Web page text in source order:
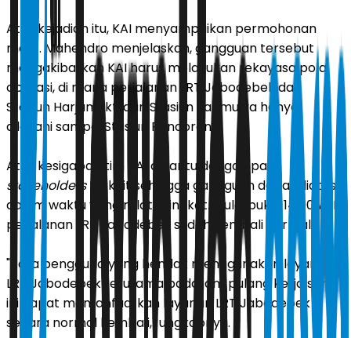
Atas kejadian itu, KAI menyampaikan permohonan
maaf. Mahendro menjelaskan, gangguan tersebut
mengakibatkan KAI harus melakukan rekayasa pola
operasi, di mana perjalanan LRT Jabodebek dari
Stasiun Harjamukti dan Stasiun Jatimulya hanya
dilayani sampai Stasiun Pancoran.
Atas kesigapan tim KAI dibantu dengan para
stakeholdersterkait sehingga gangguan dapat diatasi
dalam waktu yang relatif singkat. Mulai pukul 14.00 WIB,
perjalanan LRT Jabodebek sudah kembali normal.
"Para pengguna yang hendak menggunakan layanan
LRT Jabodebek terutama pada jam pulang kerja sore
ini dapat memanfaatkan layanan LRT Jabodebek
secara normal kembali," ungkapnya.